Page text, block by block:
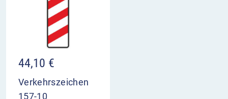
44,10 €
Verkehrszeichen
157-10